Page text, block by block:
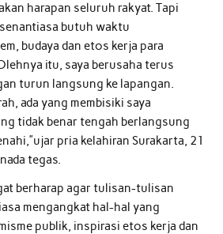
harapan seluruh rakyat. Tapi
butuh waktu
budaya dan etos kerja para
itu, saya berusaha terus
turun langsung ke lapangan.
ada yang membisiki saya
tidak benar tengah berlangsung
pria kelahiran Surakarta, 21
tegas.
berharap agar tulisan-tulisan
mengangkat hal-hal yang
publik, inspirasi etos kerja dan